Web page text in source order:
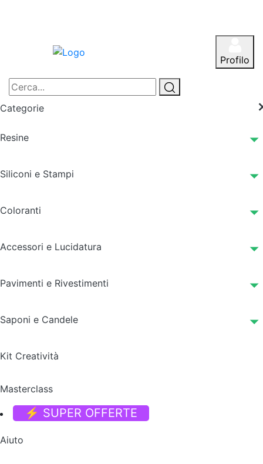
Profilo
Categorie
Resine
Siliconi e Stampi
Coloranti
Accessori e Lucidatura
Pavimenti e Rivestimenti
Saponi e Candele
Kit Creatività
Masterclass
⚡ SUPER OFFERTE
Aiuto